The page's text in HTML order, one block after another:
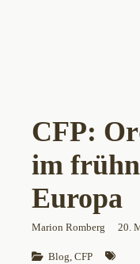
CFP:
im
Europa
Marion Romberg 20.
Blog, CFP